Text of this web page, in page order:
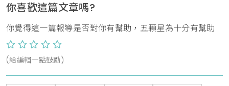
你喜歡這篇文章嗎?
你覺得這一篇報導是否對你有幫助，五顆星為十分有幫助
(給編輯一點鼓勵)